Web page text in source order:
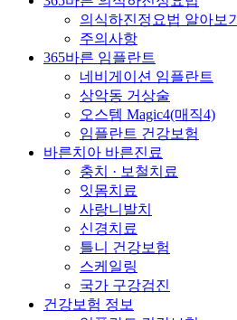
의식하진정요법 알아보기
주의사항
365바른 임플란트
네비게이션 임플란트
상악동 거상술
오스템 Magic4(매직4)
임플란트 건강보험
바른치아 바른진료
충치 · 보철치료
잇몸치료
사랑니발치
신경치료
틀니 건강보험
스케일링
국가 구강검진
건강보험 정보